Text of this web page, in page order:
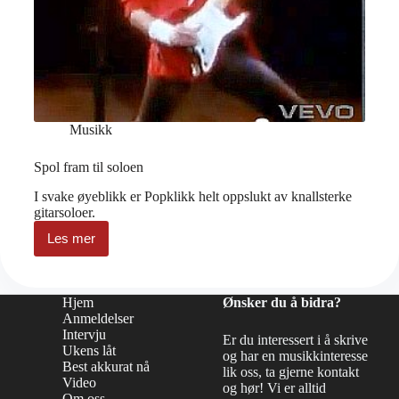
Musikk
Spol fram til soloen
I svake øyeblikk er Popklikk helt oppslukt av knallsterke
gitarsoloer.
Les mer
Spol
fram
Hjem
Anmeldelser
Intervju
Ukens låt
Best akkurat nå
Video
Ønsker du å bidra?
Er du interessert i å skrive
og har en musikkinteresse
lik oss, ta gjerne kontakt
og hør! Vi er alltid